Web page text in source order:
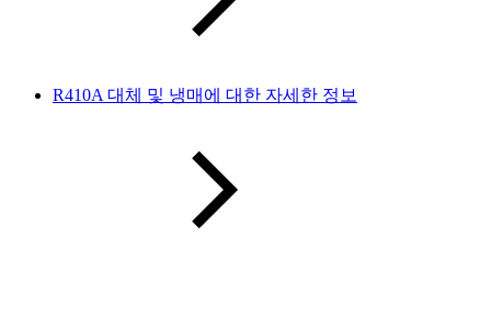
R410A 대체 및 냉매에 대한 자세한 정보